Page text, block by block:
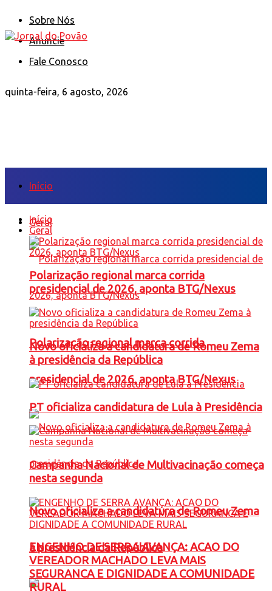
Sobre Nós
Anuncie
Fale Conosco
quinta-feira, 6 agosto, 2026
Início
Geral
Polarização regional marca corrida
presidencial de 2026, aponta BTG/Nexus
Novo oficializa a candidatura de Romeu Zema
à presidência da República
Início
Geral
Polarização regional marca corrida
presidencial de 2026, aponta BTG/Nexus
Novo oficializa a candidatura de Romeu Zema
à presidência da República
PT oficializa candidatura de Lula à Presidência
Campanha Nacional de Multivacinação começa
nesta segunda
ENGENHO DE SERRA AVANÇA: ACAO DO
VEREADOR MACHADO LEVA MAIS
SEGURANCA E DIGNIDADE A COMUNIDADE
RURAL